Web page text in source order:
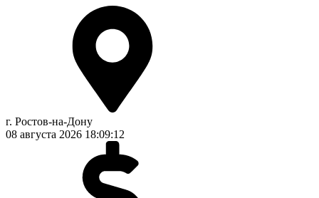
г. Ростов-на-Дону
08 августа 2026 18:09:13